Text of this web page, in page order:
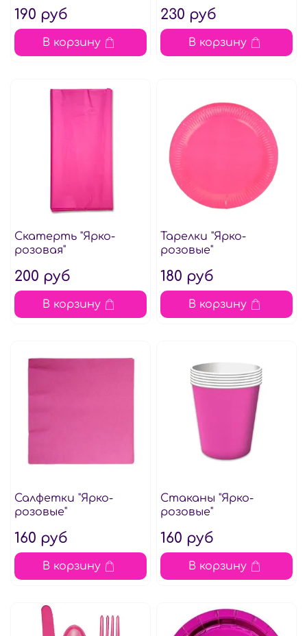
190 руб
В корзину
230 руб
В корзину
Скатерть "Ярко-
розовая"
200 руб
В корзину
Тарелки "Ярко-
розовые"
180 руб
В корзину
Салфетки "Ярко-
розовые"
160 руб
В корзину
Стаканы "Ярко-
розовые"
160 руб
В корзину